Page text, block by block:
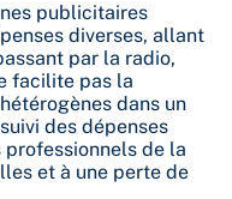
publicitaires
diverses, allant
par la radio,
facilite pas la
dans un
des dépenses
de la
et à une perte de